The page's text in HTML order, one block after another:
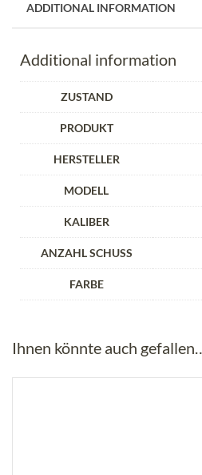
ADDITIONAL INFORMATION
Additional information
ZUSTAND
PRODUKT
HERSTELLER
MODELL
KALIBER
ANZAHL SCHUSS
FARBE
Ihnen könnte auch gefallen…